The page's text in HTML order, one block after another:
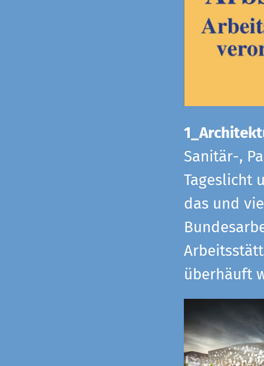
Sanitär-,
Tageslicht
das und
überhäuft